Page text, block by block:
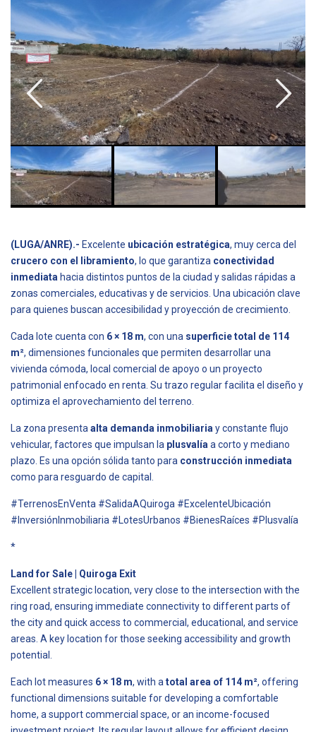
(LUGA/ANRE).- Excelente ubicación estratégica, muy cerca del
crucero con el libramiento, lo que garantiza conectividad
inmediata hacia distintos puntos de la ciudad y salidas rápidas a
zonas comerciales, educativas y de servicios. Una ubicación clave
para quienes buscan accesibilidad y proyección de crecimiento.
Cada lote cuenta con 6 × 18 m, con una superficie total de 114
m², dimensiones funcionales que permiten desarrollar una
vivienda cómoda, local comercial de apoyo o un proyecto
patrimonial enfocado en renta. Su trazo regular facilita el diseño y
optimiza el aprovechamiento del terreno.
La zona presenta alta demanda inmobiliaria y constante flujo
vehicular, factores que impulsan la plusvalía a corto y mediano
plazo. Es una opción sólida tanto para construcción inmediata
como para resguardo de capital.
#TerrenosEnVenta #SalidaAQuiroga #ExcelenteUbicación
#InversiónInmobiliaria #LotesUrbanos #BienesRaíces #Plusvalía
*
Land for Sale | Quiroga Exit
Excellent strategic location, very close to the intersection with the
ring road, ensuring immediate connectivity to different parts of
the city and quick access to commercial, educational, and service
areas. A key location for those seeking accessibility and growth
potential.
Each lot measures 6 × 18 m, with a total area of 114 m², offering
functional dimensions suitable for developing a comfortable
home, a support commercial space, or an income-focused